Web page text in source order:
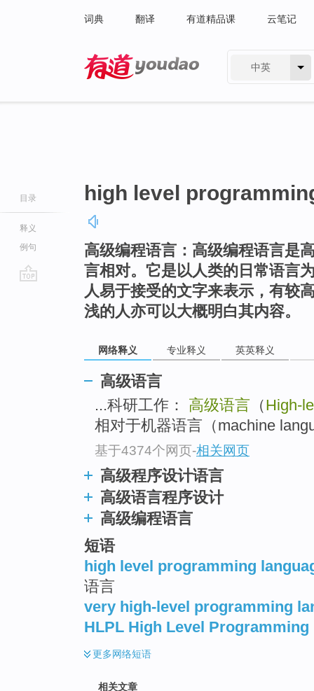
词典 翻译 有道精品课 云笔记
中英
目录
释义
例句
high level
高级编程语言：高级编程语言是
言相对。它是以人类的日常语言
人易于接受的文字来表示，有较
浅的人亦可以大概明白其内容。
网络释义 专业释义 英英释义
高级语言
...科研工作： 高级语言 （High-
相对于机器语言（machine
基于4374个网页-相关网页
高级程序设计语言
高级语言程序设计
高级编程语言
短语
high level programming
语言
very high-level programming
HLPL High Level Programming
更多网络短语
相关文章